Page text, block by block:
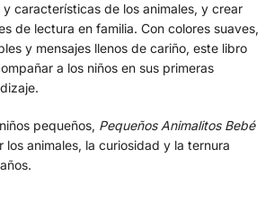
y características de los animales, y crear
de lectura en familia. Con colores suaves,
y mensajes llenos de cariño, este libro
a los niños en sus primeras
pequeños, Pequeños Animalitos Bebé
los animales, la curiosidad y la ternura